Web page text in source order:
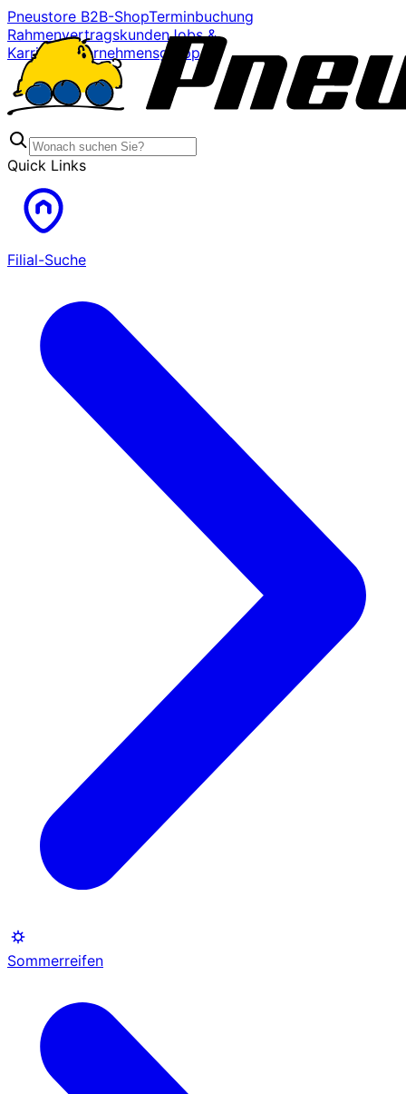
Pneustore B2B-ShopTerminbuchung
RahmenvertragskundenJobs &
Karriere
Unternehmensgruppe
Quick Links
Filial-Suche
Sommerreifen